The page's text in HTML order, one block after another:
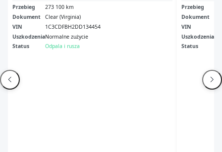
Przebieg
273 100 km
Dokument
Clear (Virginia)
VIN
1C3CDFBH2DD134454
UszkodzeniaNormalne zużycie
Status
Odpala i rusza
Przebieg
Dokument
VIN
Uszkodzenia
Status